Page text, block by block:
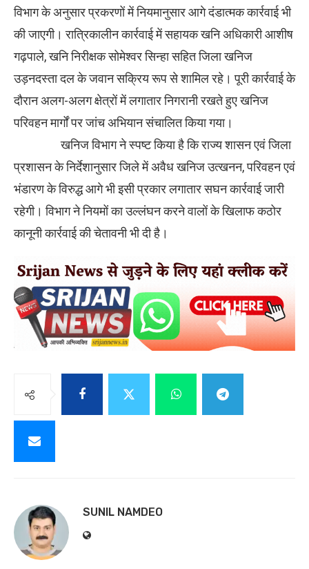
विभाग के अनुसार प्रकरणों में नियमानुसार आगे दंडात्मक कार्रवाई भी
की जाएगी। रात्रिकालीन कार्रवाई में सहायक खनि अधिकारी आशीष
गढ़पाले, खनि निरीक्षक सोमेश्वर सिन्हा सहित जिला खनिज
उड़नदस्ता दल के जवान सक्रिय रूप से शामिल रहे। पूरी कार्रवाई के
दौरान अलग-अलग क्षेत्रों में लगातार निगरानी रखते हुए खनिज
परिवहन मार्गों पर जांच अभियान संचालित किया गया।
खनिज विभाग ने स्पष्ट किया है कि राज्य शासन एवं जिला
प्रशासन के निर्देशानुसार जिले में अवैध खनिज उत्खनन, परिवहन एवं
भंडारण के विरुद्ध आगे भी इसी प्रकार लगातार सघन कार्रवाई जारी
रहेगी। विभाग ने नियमों का उल्लंघन करने वालों के खिलाफ कठोर
कानूनी कार्रवाई की चेतावनी भी दी है।
SUNIL NAMDEO